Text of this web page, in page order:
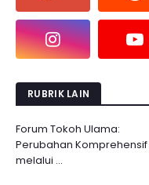
RUBRIK LAIN
Forum Tokoh Ulama:
Perubahan Komprehensif
melalui ...